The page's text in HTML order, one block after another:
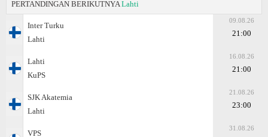
PERTANDINGAN BERIKUTNYA Lahti
Inter Turku
Lahti
09.08.26
21:00
Lahti
KuPS
16.08.26
21:00
SJK Akatemia
Lahti
21.08.26
23:00
VPS
31.08.26